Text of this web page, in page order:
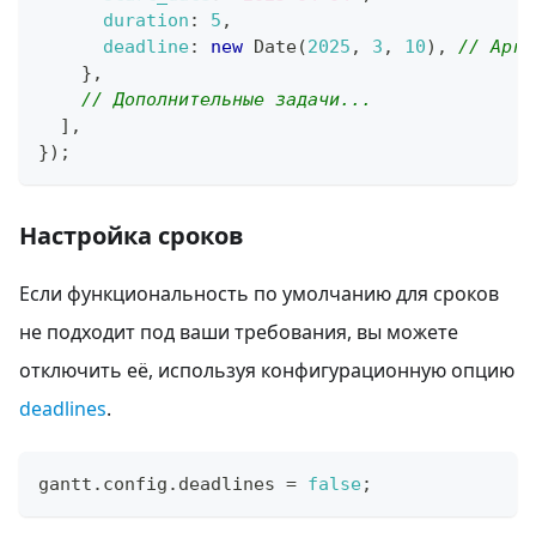
duration : 5 ,
deadline: new Date(2025 , 3 , 10) ,
//
} ,
// Дополнительные задачи...
] ,
}) ;
Настройка сроков
Если функциональность по умолчанию для сроков
не подходит под ваши требования, вы можете
отключить её, используя конфигурационную опцию
deadlines.
gantt . config . deadlines = false;